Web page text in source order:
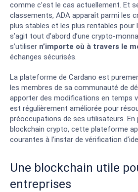
comme c’est le cas actuellement. Et
classements, ADA apparaît parmi les
plus stables et les plus rentables pour
s’agit tout d’abord d’une crypto-
s’utiliser n’importe où à travers le
échanges sécurisés.
La plateforme de Cardano est
les membres de sa communauté de
apporter des modifications en temps
est régulièrement améliorée pour
préoccupations de ses utilisateurs. En
blockchain crypto, cette plateforme
courantes à l’instar de vérification
Une blockchain utile
entreprises